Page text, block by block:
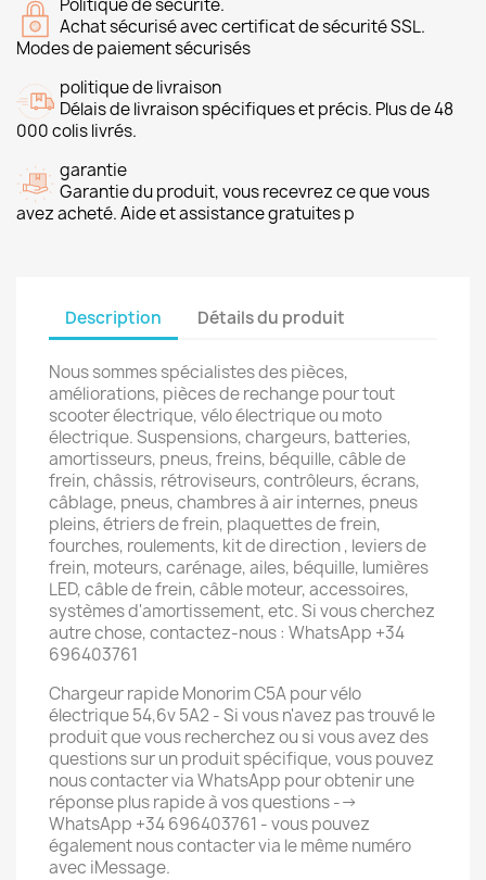
Politique de sécurité.
Achat sécurisé avec certificat de sécurité SSL.
Modes de paiement sécurisés
politique de livraison
Délais de livraison spécifiques et précis. Plus de 48
000 colis livrés.
garantie
Garantie du produit, vous recevrez ce que vous
avez acheté. Aide et assistance gratuites p
Description Détails du produit
Nous sommes spécialistes des pièces,
améliorations, pièces de rechange pour tout
scooter électrique, vélo électrique ou moto
électrique. Suspensions, chargeurs, batteries,
amortisseurs, pneus, freins, béquille, câble de
frein, châssis, rétroviseurs, contrôleurs, écrans,
câblage, pneus, chambres à air internes, pneus
pleins, étriers de frein, plaquettes de frein,
fourches, roulements, kit de direction , leviers de
frein, moteurs, carénage, ailes, béquille, lumières
LED, câble de frein, câble moteur, accessoires,
systèmes d'amortissement, etc. Si vous cherchez
autre chose, contactez-nous : WhatsApp +34
696403761
Chargeur rapide Monorim C5A pour vélo
électrique 54,6v 5A2 - Si vous n'avez pas trouvé le
produit que vous recherchez ou si vous avez des
questions sur un produit spécifique, vous pouvez
nous contacter via WhatsApp pour obtenir une
réponse plus rapide à vos questions -->
WhatsApp +34 696403761 - vous pouvez
également nous contacter via le même numéro
avec iMessage.